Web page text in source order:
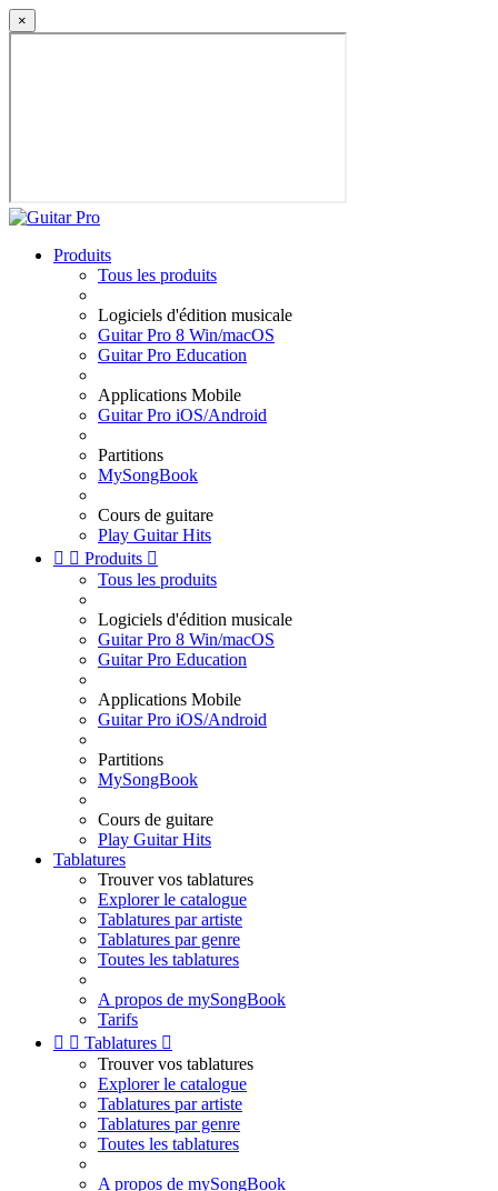
×
Produits
Tous les produits
Logiciels d'édition musicale
Guitar Pro 8 Win/macOS
Guitar Pro Education
Applications Mobile
Guitar Pro iOS/Android
Partitions
MySongBook
Cours de guitare
Play Guitar Hits
  Produits 
Tous les produits
Logiciels d'édition musicale
Guitar Pro 8 Win/macOS
Guitar Pro Education
Applications Mobile
Guitar Pro iOS/Android
Partitions
MySongBook
Cours de guitare
Play Guitar Hits
Tablatures
Trouver vos tablatures
Explorer le catalogue
Tablatures par artiste
Tablatures par genre
Toutes les tablatures
A propos de mySongBook
Tarifs
  Tablatures 
Trouver vos tablatures
Explorer le catalogue
Tablatures par artiste
Tablatures par genre
Toutes les tablatures
A propos de mySongBook